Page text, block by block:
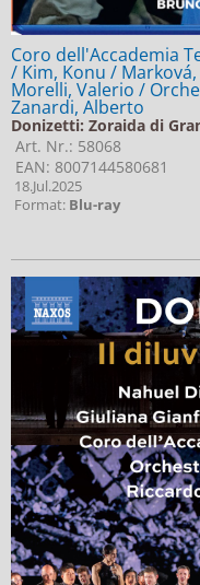
Coro dell'Accademia
/ Kim, Konu /
Morelli, Valerio /
Zanardi, Alberto
Donizetti: Zoraida di
Art. Nr.: 58068
EAN: 8007144580681
18.Jul.2025
Format: Blu-ray